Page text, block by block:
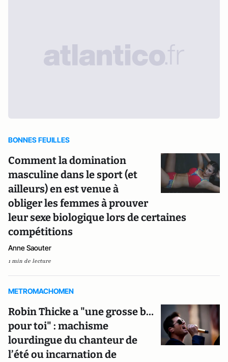
BONNES FEUILLES
Comment la domination
masculine dans le sport (et
ailleurs) en est venue à
obliger les femmes à prouver
leur sexe biologique lors de certaines
compétitions
Anne Saouter
1 min de lecture
METROMACHOMEN
Robin Thicke a "une grosse b…
pour toi" : machisme
lourdingue du chanteur de
l’été ou incarnation de